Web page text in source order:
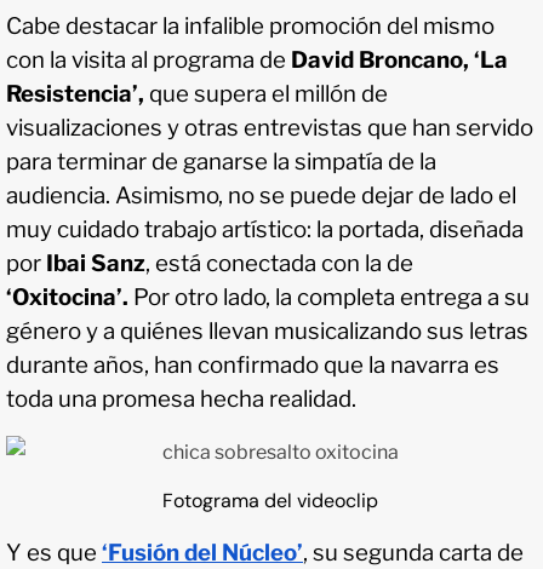
Cabe destacar la infalible promoción del mismo
con la visita al programa de David Broncano, ‘La
Resistencia’, que supera el millón de
visualizaciones y otras entrevistas que han servido
para terminar de ganarse la simpatía de la
audiencia. Asimismo, no se puede dejar de lado el
muy cuidado trabajo artístico: la portada, diseñada
por Ibai Sanz, está conectada con la de
‘Oxitocina’. Por otro lado, la completa entrega a su
género y a quiénes llevan musicalizando sus letras
durante años, han confirmado que la navarra es
toda una promesa hecha realidad.
Fotograma del videoclip
Y es que ‘Fusión del Núcleo’, su segunda carta de